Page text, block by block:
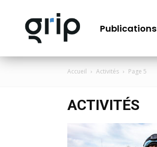
Publications
Accueil Activités Page 5
ACTIVITÉS